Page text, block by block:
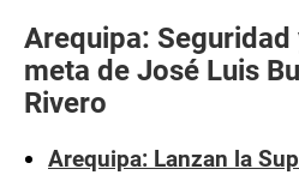
Arequipa:
meta de José Luis
Rivero
Arequipa: Lanzan la